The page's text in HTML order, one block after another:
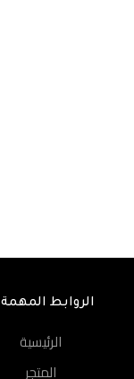
الروابط المهمة
الرئيسية
المتجر